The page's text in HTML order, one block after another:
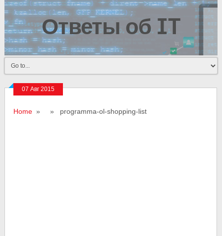
Ответы об IT
07 Авг 2015
Home » » programma-ol-shopping-list